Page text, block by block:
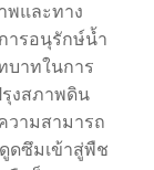
พและทาง
ารอนุรักษ์น้ำ
บาทในการ
งสภาพดิน
วามสามารถ
ดซึมเข้าสู่พืช